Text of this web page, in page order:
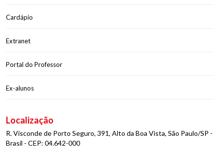
Cardápio
Extranet
Portal do Professor
Ex-alunos
Localização
R. Visconde de Porto Seguro, 391, Alto da Boa Vista, São Paulo/SP -
Brasil - CEP: 04.642-000